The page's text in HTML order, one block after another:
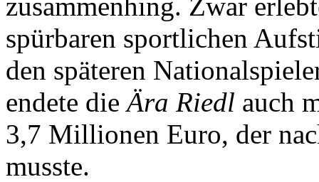
spürbaren sportlichen
den späteren
endete die Ära Riedl auch
3,7 Millionen Euro, der
musste.